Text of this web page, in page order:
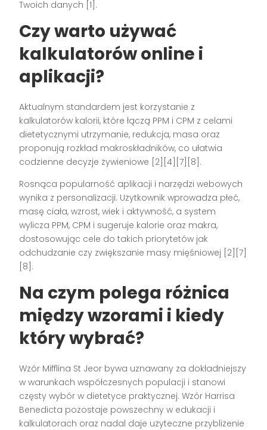
Twoich danych [1].
Czy warto używać
kalkulatorów online i
aplikacji?
Aktualnym standardem jest korzystanie z
kalkulatorów kalorii, które łączą PPM i CPM z celami
dietetycznymi utrzymanie, redukcja, masa oraz
proponują rozkład makroskładników, co ułatwia
codzienne decyzje żywieniowe [2][4][7][8].
Rosnąca popularność aplikacji i narzędzi webowych
wynika z personalizacji. Użytkownik wprowadza płeć,
masę ciała, wzrost, wiek i aktywność, a system
wylicza PPM, CPM i sugeruje kalorie oraz makra,
dostosowując cele do takich priorytetów jak
odchudzanie czy zwiększanie masy mięśniowej [2][7]
[8].
Na czym polega różnica
między wzorami i kiedy
który wybrać?
Wzór Mifflina St Jeor bywa uznawany za dokładniejszy
w warunkach współczesnych populacji i stanowi
częsty wybór w dietetyce praktycznej. Wzór Harrisa
Benedicta pozostaje powszechny w edukacji i
kalkulatorach oraz nadal daje użyteczne przybliżenie